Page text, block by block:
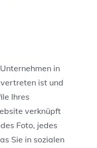
in
ist und
Ihres
verknüpft
Foto, jedes
Sie in sozialen